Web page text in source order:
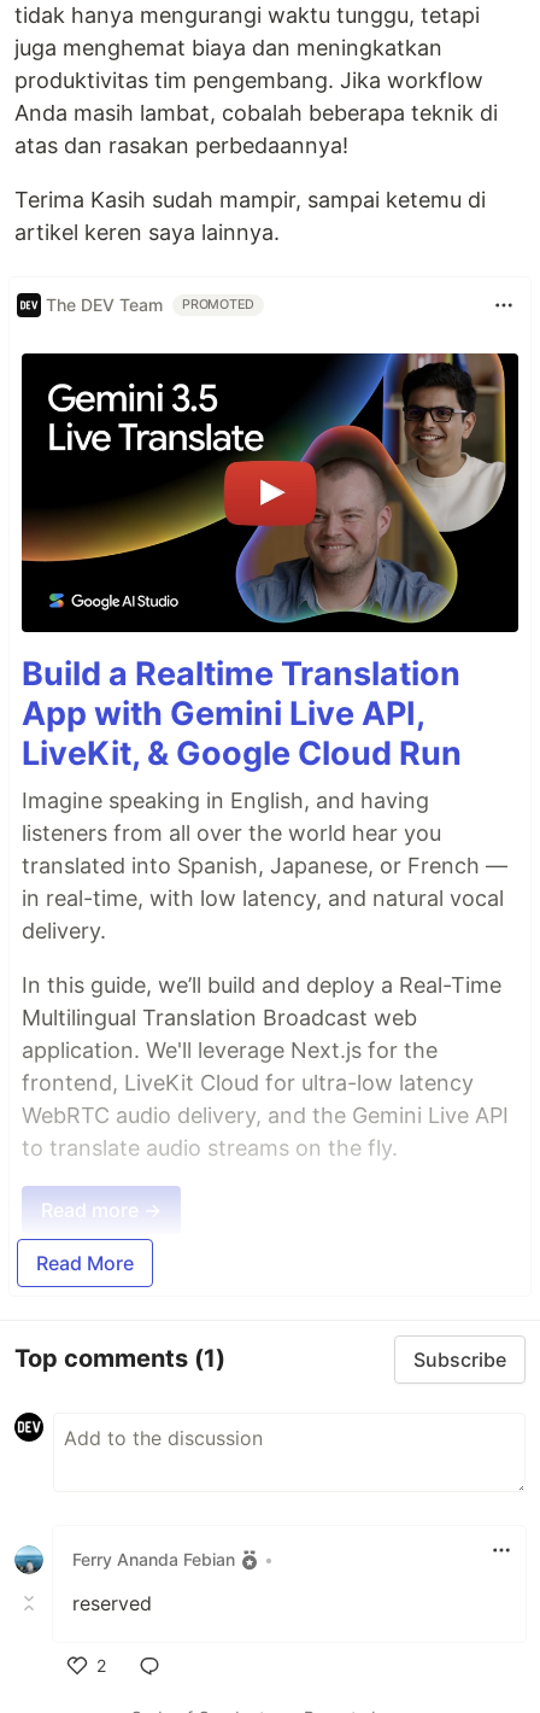
tidak hanya mengurangi waktu tunggu, tetapi
juga menghemat biaya dan meningkatkan
produktivitas tim pengembang. Jika workflow
Anda masih lambat, cobalah beberapa teknik di
atas dan rasakan perbedaannya!
Terima Kasih sudah mampir, sampai ketemu di
artikel keren saya lainnya.
The DEV Team PROMOTED
Build a Realtime Translation
App with Gemini Live API,
LiveKit, & Google Cloud Run
Imagine speaking in English, and having
listeners from all over the world hear you
translated into Spanish, Japanese, or French —
in real-time, with low latency, and natural vocal
delivery.
In this guide, we’ll build and deploy a Real-Time
Multilingual Translation Broadcast web
application. We'll leverage Next.js for the
frontend, LiveKit Cloud for ultra-low latency
WebRTC audio delivery, and the Gemini Live API
to translate audio streams on the fly.
Read more →
Read More
Top comments (1) Subscribe
Ferry Ananda Febian •
reserved
2